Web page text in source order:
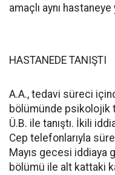
amaçlı aynı hastaneye
HASTANEDE TANIŞTI
A.A., tedavi süreci
bölümünde psikolojik
Ü.B. ile tanıştı. İkili
Cep telefonlarıyla
Mayıs gecesi iddiaya
bölümü ile alt kattaki